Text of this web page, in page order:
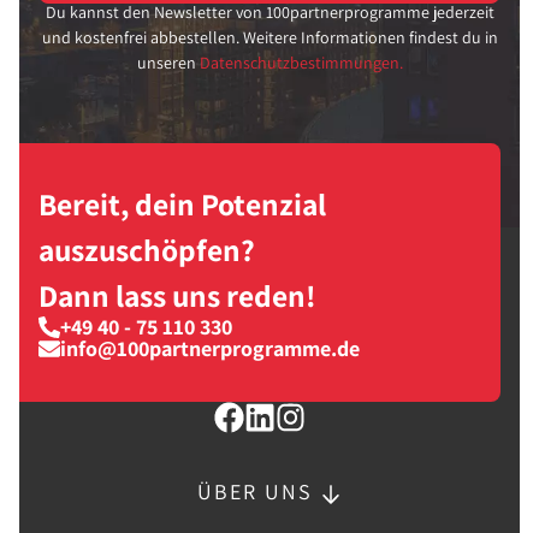
Du kannst den Newsletter von 100partnerprogramme jederzeit
und kostenfrei abbestellen. Weitere Informationen findest du in
unseren Datenschutzbestimmungen.
Bereit, dein Potenzial
auszuschöpfen?
Dann lass uns reden!
+49 40 - 75 110 330
info@100partnerprogramme.de
ÜBER UNS